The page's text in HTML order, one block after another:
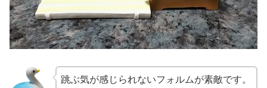
跳ぶ気が感じられないフォルムが素敵です。